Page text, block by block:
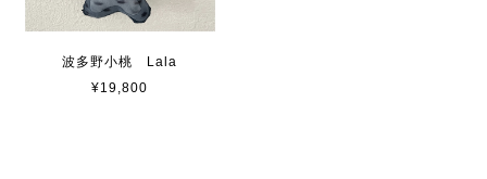
波多野小桃 Lala
¥19,800